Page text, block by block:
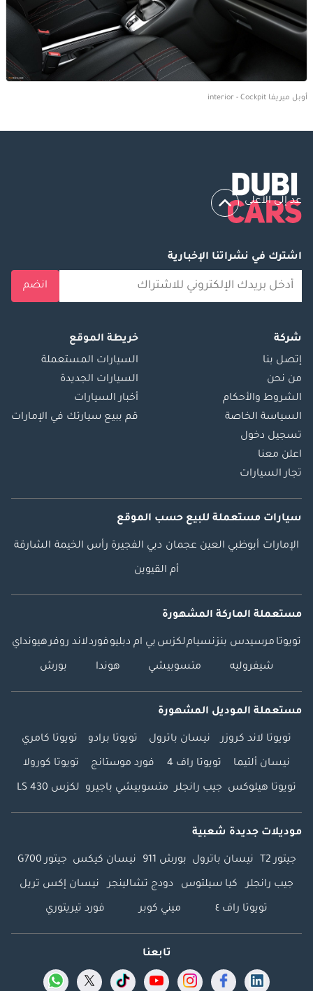
أوبل ميريفا interior - Cockpit
عد إلى الأعلى
اشترك في نشراتنا الإخبارية
انضم
شركة
إتصل بنا
من نحن
الشروط والأحكام
السياسة الخاصة
تسجيل دخول
اعلن معنا
تجار السيارات
خريطة الموقع
السيارات المستعملة
السيارات الجديدة
أخبار السيارات
قم ببيع سيارتك في الإمارات
سيارات مستعملة للبيع حسب الموقع
الإمارات أبوظبي العين عجمان دبي الفجيرة رأس الخيمة الشارقة
أم القيوين
مستعملة الماركة المشهورة
تويوتا مرسيدس بنزنسياملكزس بي ام دبليوفوردلاند روفرهيونداي
شيفروليه متسوبيشي هوندا بورش
مستعملة الموديل المشهورة
تويوتا لاند كروزر نيسان باترول تويوتا برادو تويوتا كامري
نيسان ألتيما تويوتا راف 4 فورد موستانج تويوتا كورولا
تويوتا هيلوكس جيب رانجلر متسوبيشي باجيرو لكزس LS 430
موديلات جديدة شعبية
جيتور T2 نيسان باترول بورش 911 نيسان كيكس جيتور G700
جيب رانجلر كيا سيلتوس دودج تشالينجر نيسان إكس تريل
تويوتا راف ٤ ميني كوبر فورد تيريتوري
تابعنا